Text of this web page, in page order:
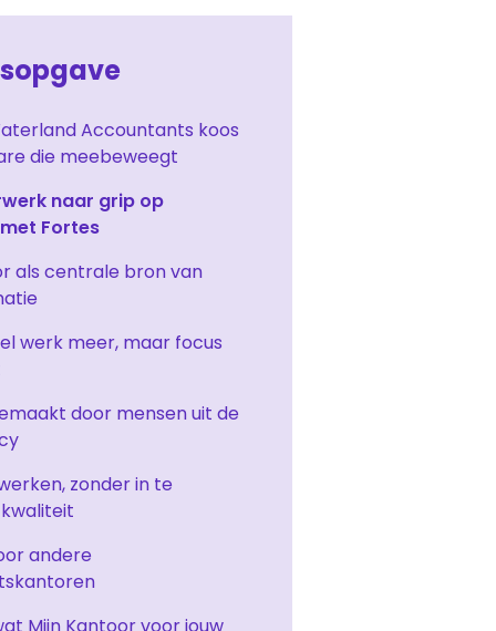
Accountants koos
die meebeweegt
naar grip op
Fortes
als centrale bron van
werk meer, maar focus
door mensen uit de
zonder in te
andere